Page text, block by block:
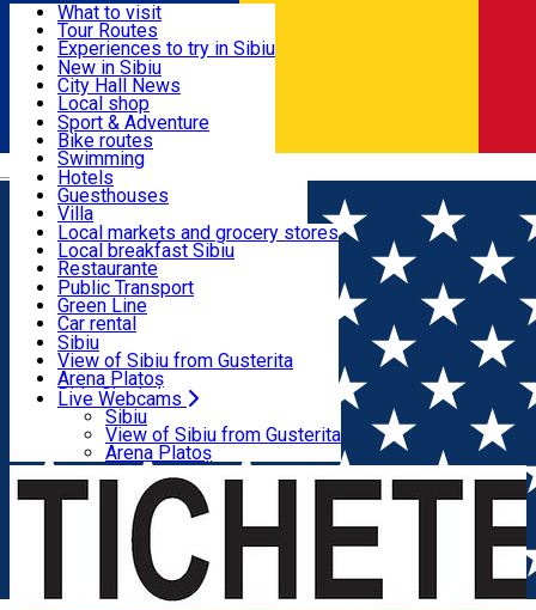
Română
Useful info
Activities & Adventure
Accommodation
Food, Drinks & Nightlife
Transport & Parking
Live Webcams
What to visit
Tour Routes
Experiences to try in Sibiu
Podcast
Culture
Museums
Churches
Parks, Zoo
County of Sibiu
New in Sibiu
City Hall News
Local shop
Sibiu artisans
Sibiul Verde
Public services
Education
How do I get to Sibiu
Tourist Info
Tour Guides
Guided tours
Publicații locale
Beauty salons
Sport & Adventure
Bike routes
Swimming
Riding
Indoor activities
Loc de joacă indoor
Loc de joacă outdoor
Ski
Ice skating
Yoga
Hotels
Guesthouses
Villa
Hostels
Motel
Camping
Renting rooms
Rooms for rent
Accommodation outside Sibiu
Local markets and grocery stores
Local breakfast Sibiu
Restaurante
Pizza
Fast Food
Coffee
Sweets
Pub, Bar
Night clubs
Bakeries
Public Transport
Green Line
Car rental
Rent a bike
Scooter rentals
Taxi
Ride Sharing
Parking tickets
Parking places
Electric vehicle charging points
Sibiu
View of Sibiu from Gusterita
Arena Platoș
Live Webcams
Sibiu
View of Sibiu from Gusterita
Arena Platoș
Home Parking ticket spot
Strada 9 mai, nr. 20 -
magazin telefoane